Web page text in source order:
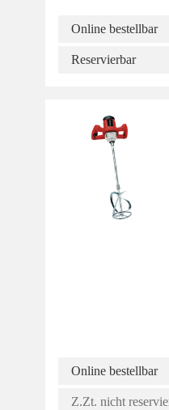
Online bestellbar
Reservierbar
Online bestellbar
Z.Zt. nicht